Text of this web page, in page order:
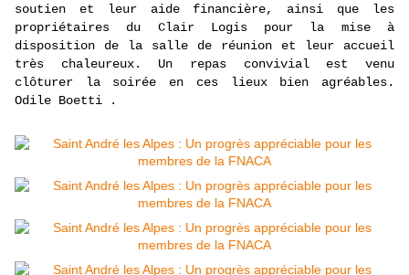
soutien et leur aide financière, ainsi que les
propriétaires du Clair Logis pour la mise à
disposition de la salle de réunion et leur accueil
très chaleureux. Un repas convivial est venu
clôturer la soirée en ces lieux bien agréables.
Odile Boetti .